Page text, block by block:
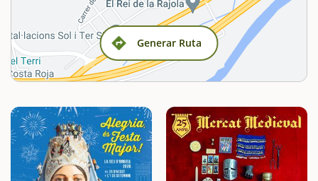
Generar Ruta